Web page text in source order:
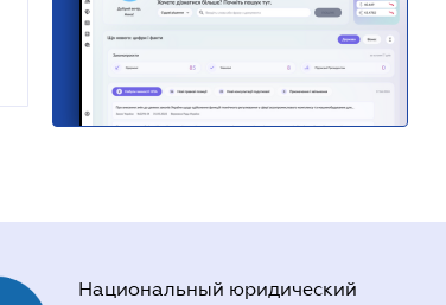
Национальный юридический